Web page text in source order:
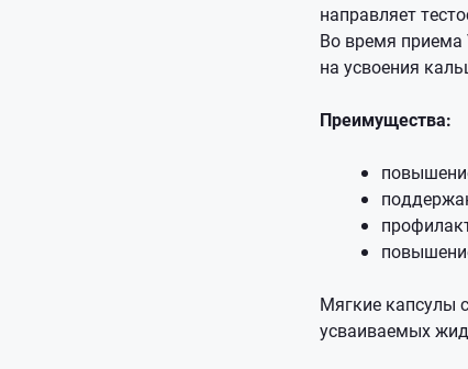
направляет
Во время приема
на усвоения
Преимущества:
Мягкие капсулы
усваиваемых